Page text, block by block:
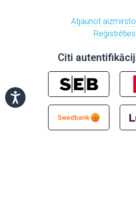
Atjaunot
Reģistrēties
Citi